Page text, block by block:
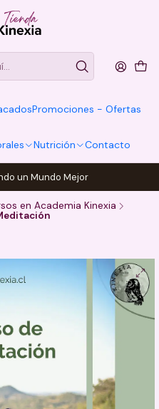
Promociones - Ofertas
Nutrición Contacto
un Mundo Mejor
en Academia Kinexia